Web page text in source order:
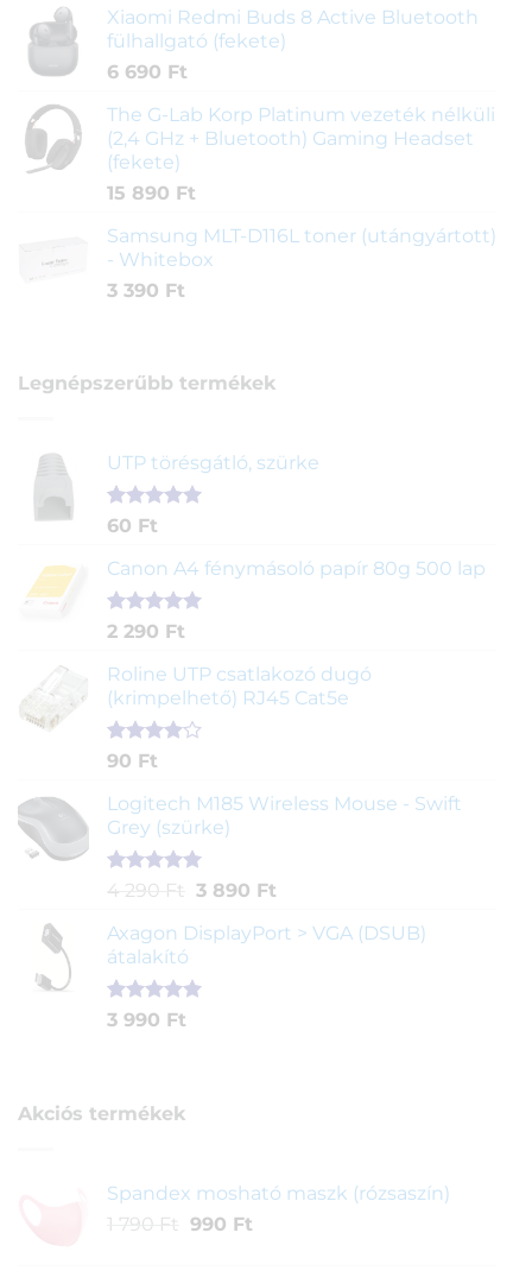
Xiaomi Redmi Buds 8 Active Bluetooth
fülhallgató (fekete)
6 690 Ft
The G-Lab Korp Platinum vezeték nélküli
(2,4 GHz + Bluetooth) Gaming Headset
(fekete)
15 890 Ft
Samsung MLT-D116L toner (utángyártott)
- Whitebox
3 390 Ft
Legnépszerűbb termékek
UTP törésgátló, szürke
Értékelés
ből,
1
értékelés
alapján
60 Ft
Canon A4 fénymásoló papír 80g 500 lap
Értékelés
ből,
2
értékelés
alapján
2 290 Ft
Roline UTP csatlakozó dugó
(krimpelhető) RJ45 Cat5e
Értékelés
5-ből,
2
értékelés
alapján
90 Ft
Logitech M185 Wireless Mouse - Swift
Grey (szürke)
Értékelés
ből,
1
értékelés
alapján
4 290 Ft Original
was:
290 Ft.
3 890 FtCurrent
is:
Axagon DisplayPort > VGA (DSUB)
átalakító
Értékelés
1
3 990 Ft
Akciós termékek
Spandex mosható maszk (rózsaszín)
1 790 Ft Original
990 FtCurrent